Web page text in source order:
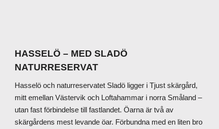
Footer
HASSELÖ – MED SLADÖ
NATURRESERVAT
Hasselö och naturreservatet Sladö ligger i Tjust skärgård,
mitt emellan Västervik och Loftahammar i norra Småland –
utan fast förbindelse till fastlandet. Öarna är två av
skärgårdens mest levande öar. Förbundna med en liten bro